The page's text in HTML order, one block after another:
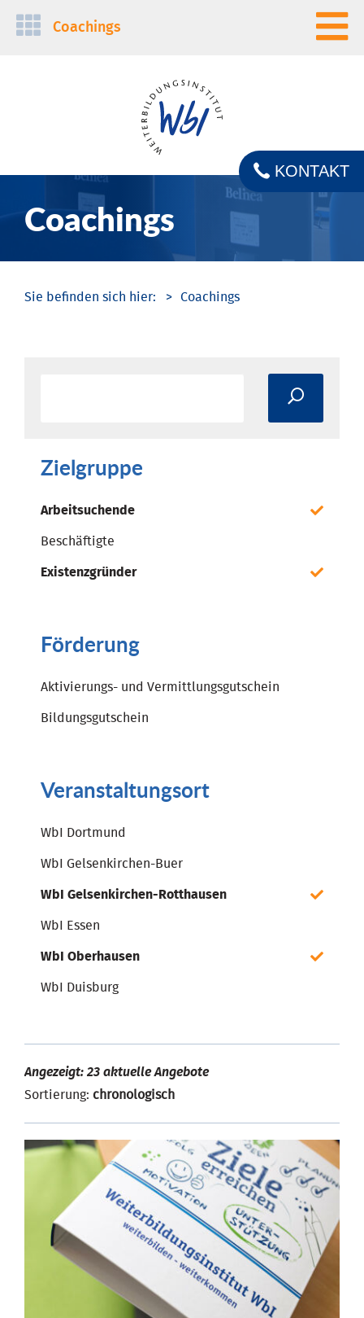
Navigation
Coachings
Coachings
KONTAKT
Coachings
Zielgruppe
Arbeitsuchende
Beschäftigte
Existenzgründer
Förderung
Aktivierungs- und Vermittlungsgutschein
Bildungsgutschein
Veranstaltungsort
WbI Dortmund
WbI Gelsenkirchen-Buer
WbI Gelsenkirchen-Rotthausen
WbI Essen
WbI Oberhausen
WbI Duisburg
Angezeigt: 23 aktuelle Angebote
Sortierung: chronologisch